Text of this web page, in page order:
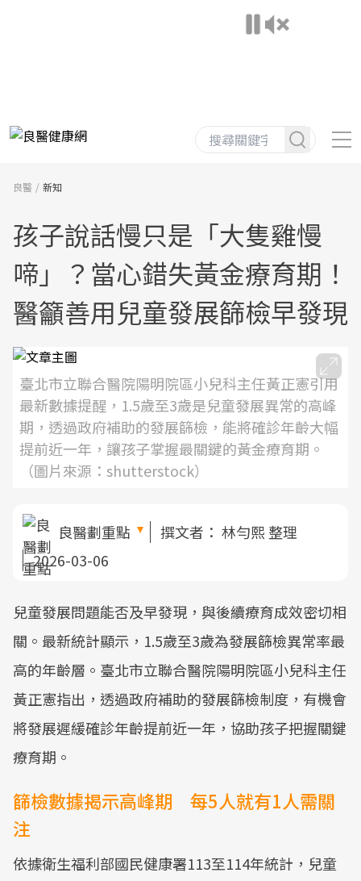
良醫 新知
孩子說話慢只是「大隻雞慢
啼」？當心錯失黃金療育期！
醫籲善用兒童發展篩檢早發現
臺北市立聯合醫院陽明院區小兒科主任黃正憲引用
最新數據提醒，1.5歲至3歲是兒童發展異常的高峰
期，透過政府補助的發展篩檢，能將確診年齡大幅
提前近一年，讓孩子掌握最關鍵的黃金療育期。
（圖片來源：shutterstock）
良醫劃重點 撰文者： 林勻熙 整理
2026-03-06
兒童發展問題能否及早發現，與後續療育成效密切相
關。最新統計顯示，1.5歲至3歲為發展篩檢異常率最
高的年齡層。臺北市立聯合醫院陽明院區小兒科主任
黃正憲指出，透過政府補助的發展篩檢制度，有機會
將發展遲緩確診年齡提前近一年，協助孩子把握關鍵
療育期。
篩檢數據揭示高峰期 每5人就有1人需關
注
依據衛生福利部國民健康署113至114年統計，兒童